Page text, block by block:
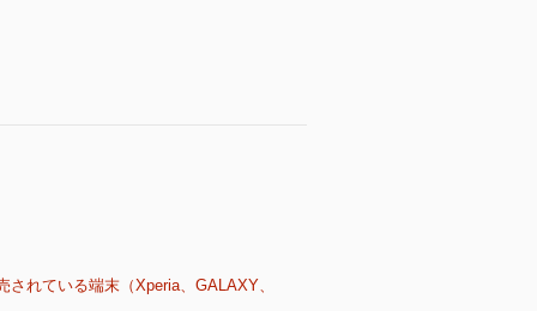
れている端末（Xperia、GALAXY、